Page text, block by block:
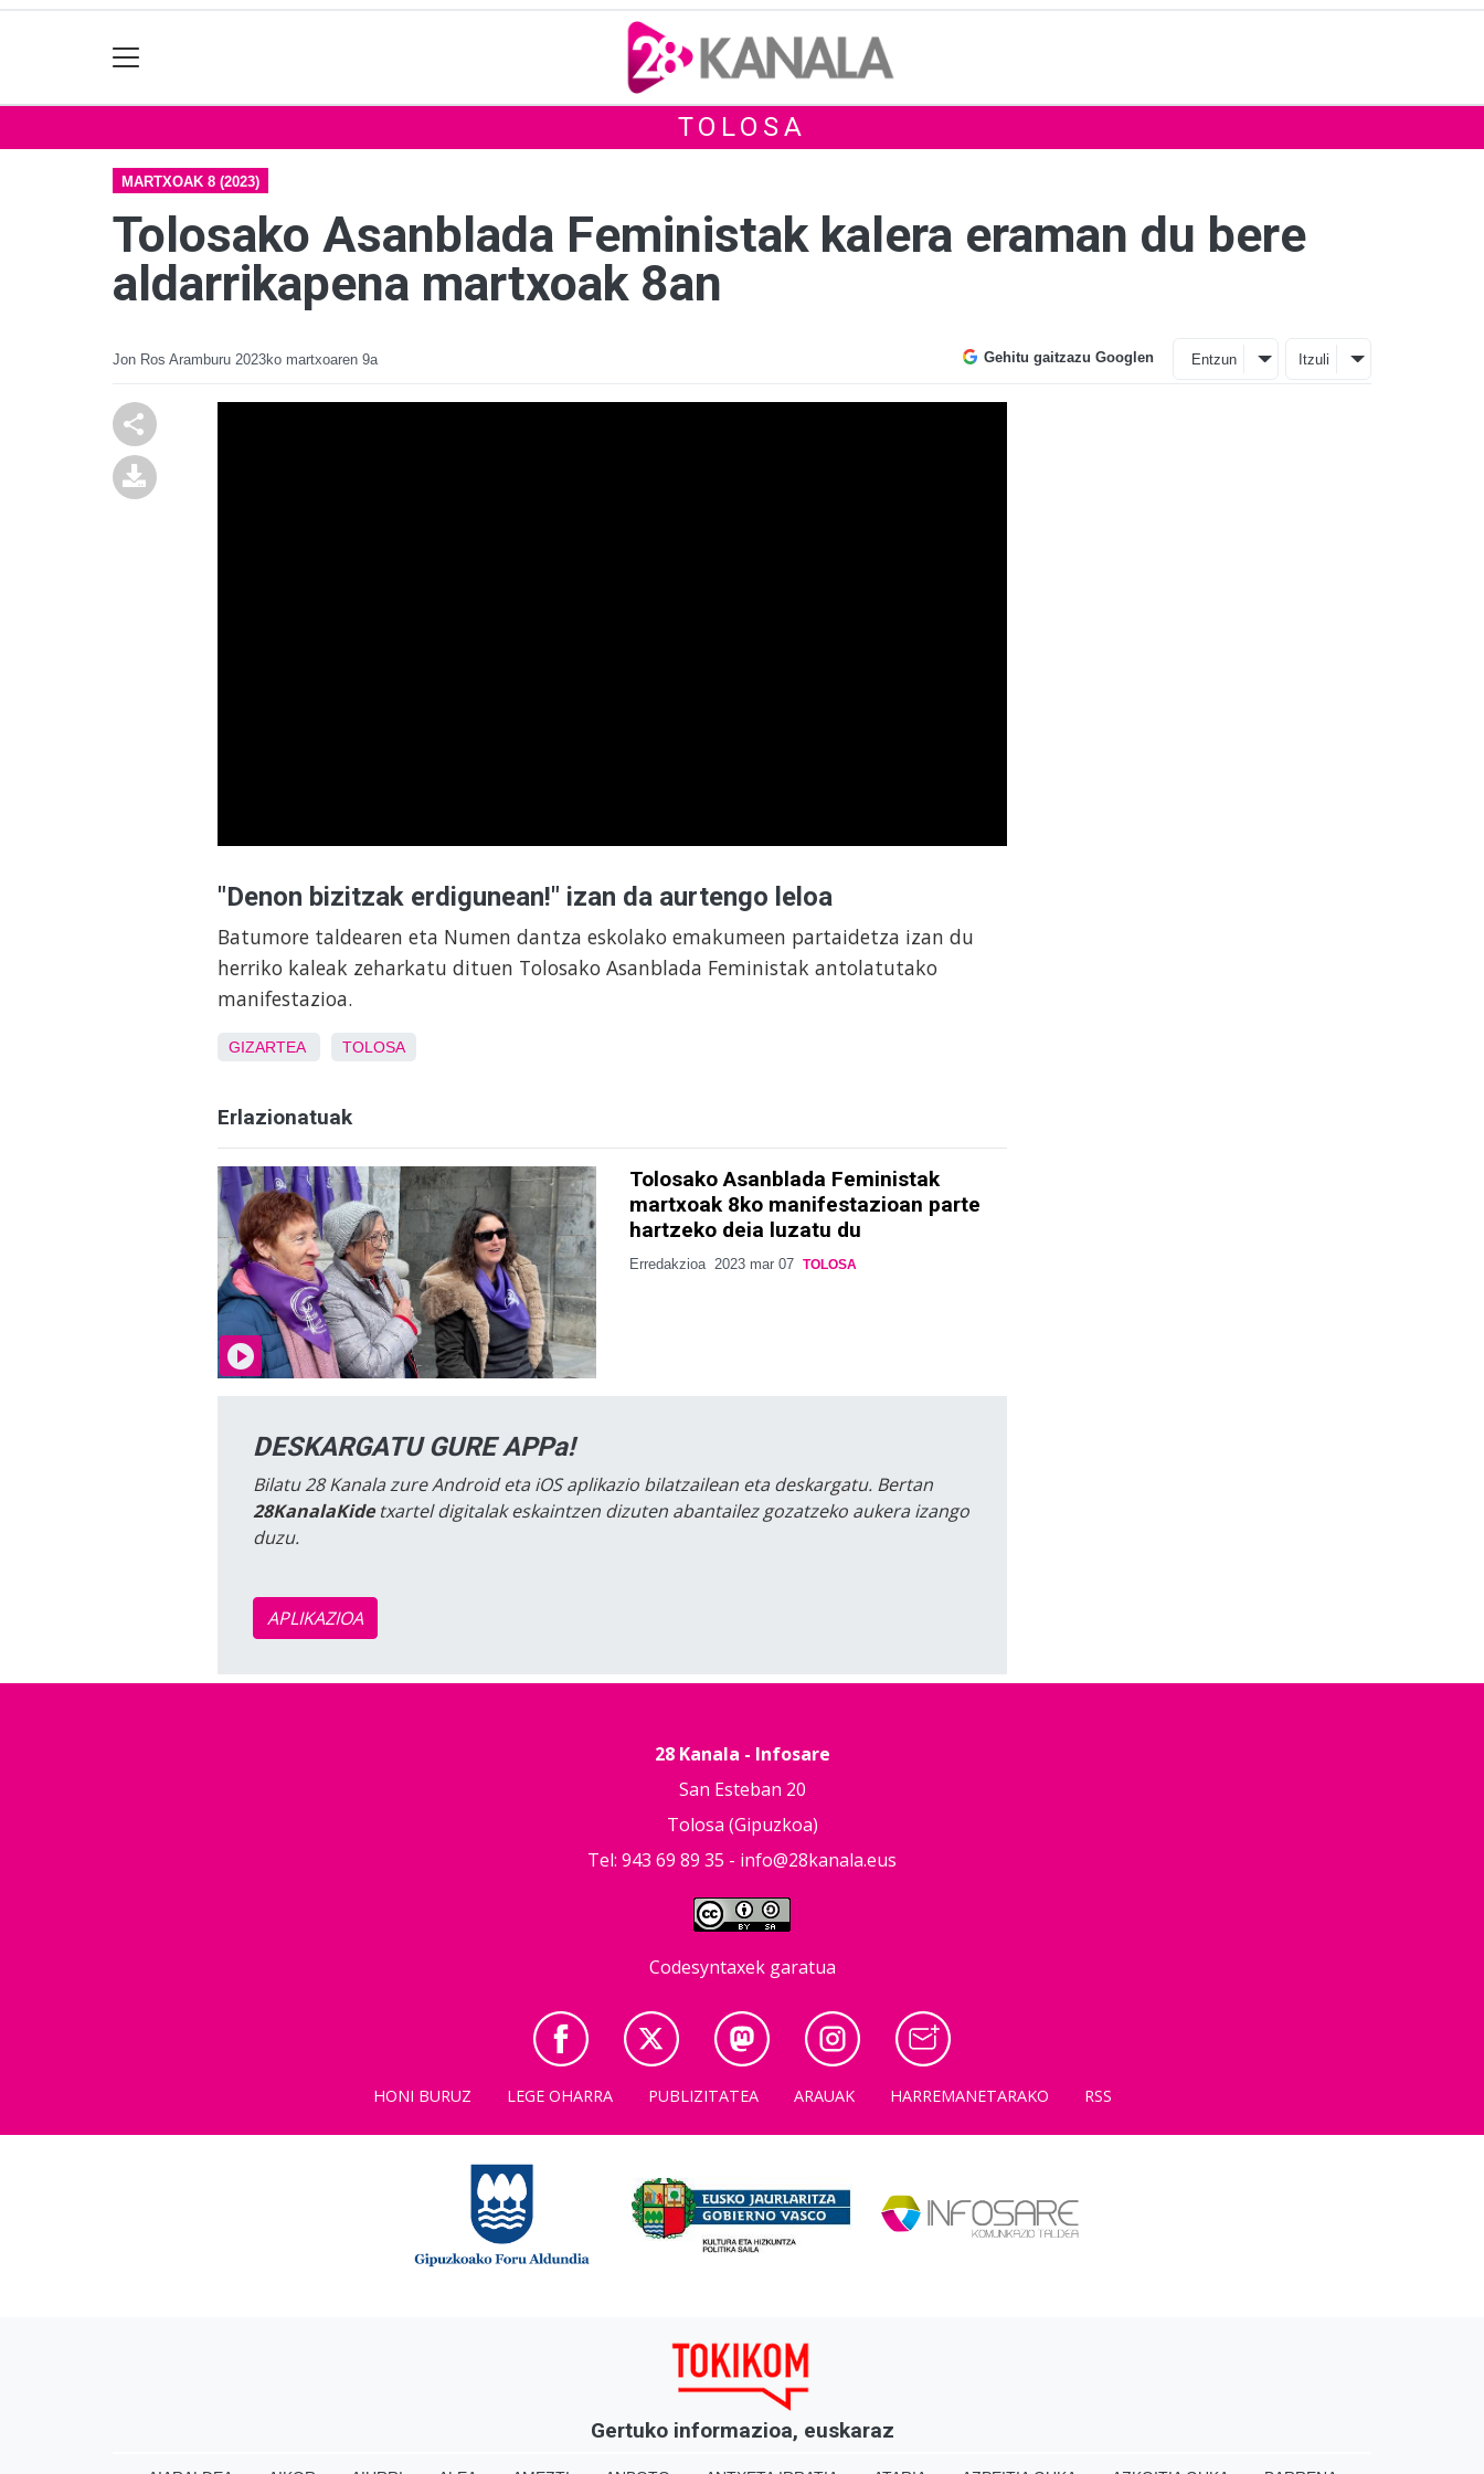
TOLOSA
MARTXOAK 8 (2023)
Tolosako Asanblada Feministak kalera eraman du bere
aldarrikapena martxoak 8an
Jon Ros Aramburu 2023ko martxoaren 9a Gehitu gaitzazu Googlen Entzun Itzuli
"Denon bizitzak erdigunean!" izan da aurtengo leloa
Batumore taldearen eta Numen dantza eskolako emakumeen partaidetza izan du
herriko kaleak zeharkatu dituen Tolosako Asanblada Feministak antolatutako
manifestazioa.
GIZARTEA TOLOSA
Erlazionatuak
Tolosako Asanblada Feministak
martxoak 8ko manifestazioan parte
hartzeko deia luzatu du
Erredakzioa 2023 mar 07 TOLOSA
DESKARGATU GURE APPa!
Bilatu 28 Kanala zure Android eta iOS aplikazio bilatzailean eta deskargatu. Bertan
28KanalaKidetxartel digitalak eskaintzen dizuten abantailez gozatzeko aukera izango
duzu.
APLIKAZIOA
28 Kanala - Infosare
San Esteban 20
Tolosa (Gipuzkoa)
Tel: 943 69 89 35 - info@28kanala.eus
Codesyntaxek garatua
HONI BURUZ LEGE OHARRA PUBLIZITATEA ARAUAK HARREMANETARAKO RSS
Gertuko informazioa, euskaraz